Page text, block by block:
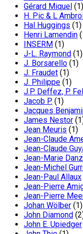
Gérard Miquel (1)
H. Pic & L
Hal Huggings (1)
Henri Lamendin
INSERM (1)
J-L. Raymond (1)
J. Borsarello (1)
J. Fraudet (1)
J. Philippe (1)
J.P. Deffez, P.
Jacob P. (1)
Jacques
James Nestor
Jean Meuris (1)
Jean-Claude
Jean-Claude
Jean-Marie
Jean-Michel
Jean-Paul Allaux
Jean-Pierre
Jean-Pierre
Johan Wölber (1)
John Diamond
John E. Upiedger